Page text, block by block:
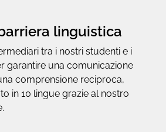
linguistica
tra i nostri studenti e i
garantire una comunicazione
comprensione reciproca,
in 10 lingue grazie al nostro